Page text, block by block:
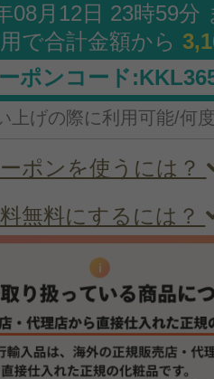
08月12日 23時59分
で合計金額から
ポンコード
上げの際に利用可能/何
ポンを使うには？
無料にするには？